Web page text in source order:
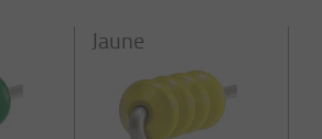
Jaune